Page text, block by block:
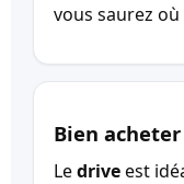
vous saurez
Bien
Ledriveest